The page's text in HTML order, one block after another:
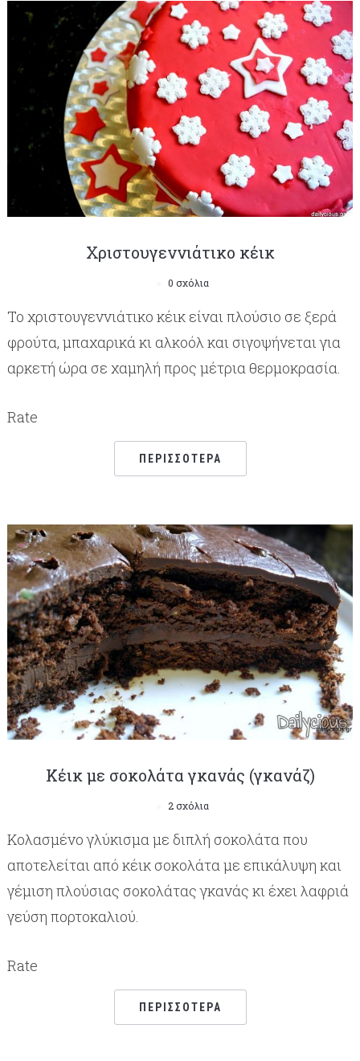
Χριστουγεννιάτικο κέικ
0 σχόλια
Το χριστουγεννιάτικο κέικ είναι πλούσιο σε ξερά
φρούτα, μπαχαρικά κι αλκοόλ και σιγοψήνεται για
αρκετή ώρα σε χαμηλή προς μέτρια θερμοκρασία.
Rate
ΠΕΡΙΣΣΌΤΕΡΑ
Κέικ με σοκολάτα γκανάς (γκανάζ)
2 σχόλια
Κολασμένο γλύκισμα με διπλή σοκολάτα που
αποτελείται από κέικ σοκολάτα με επικάλυψη και
γέμιση πλούσιας σοκολάτας γκανάς κι έχει λαφριά
γεύση πορτοκαλιού.
Rate
ΠΕΡΙΣΣΌΤΕΡΑ